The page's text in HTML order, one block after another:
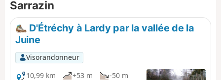
Sarrazin
D'Étréchy à Lardy par la vallée de la
Juine
Visorandonneur
10,99 km
+53 m
-50 m